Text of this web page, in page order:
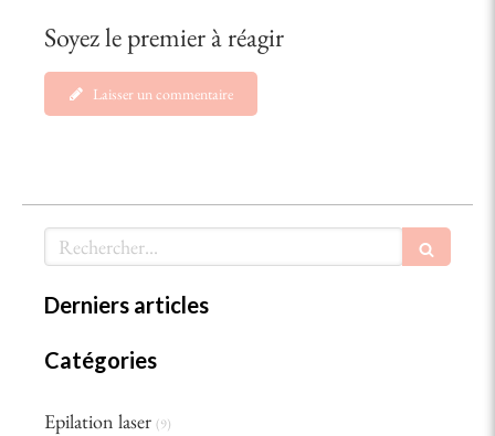
Soyez le premier à réagir
Laisser un commentaire
Rechercher
Derniers articles
Catégories
Epilation laser (9)